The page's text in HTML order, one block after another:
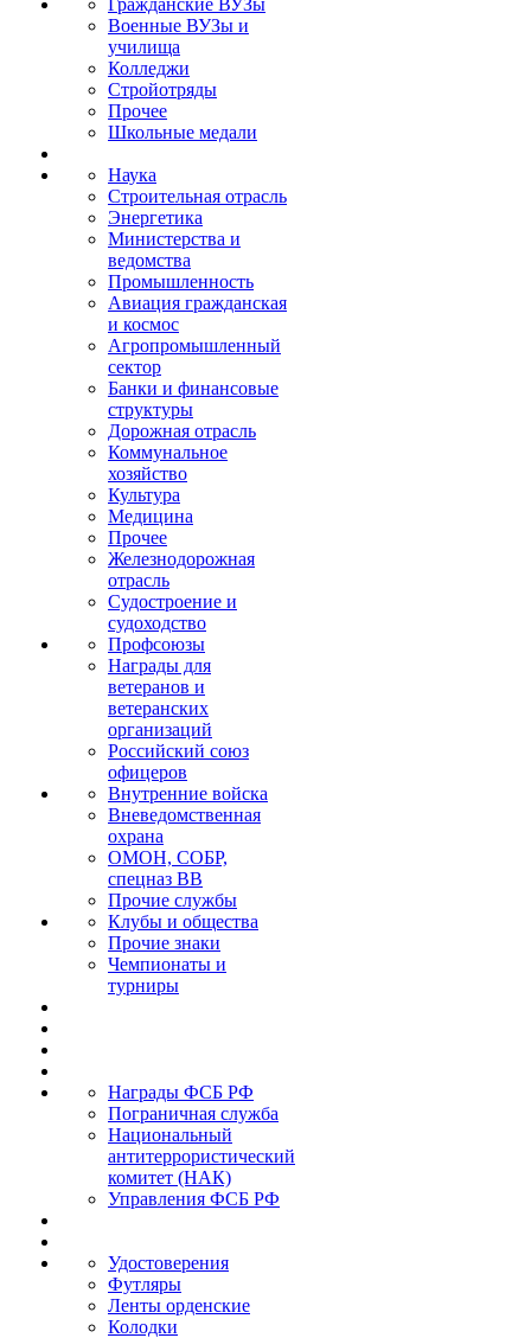
Гражданские ВУЗы
Военные ВУЗы и
училища
Колледжи
Стройотряды
Прочее
Школьные медали
Наука
Строительная отрасль
Энергетика
Министерства и
ведомства
Промышленность
Авиация гражданская
и космос
Агропромышленный
сектор
Банки и финансовые
структуры
Дорожная отрасль
Коммунальное
хозяйство
Культура
Медицина
Прочее
Железнодорожная
отрасль
Судостроение и
судоходство
Профсоюзы
Награды для
ветеранов и
ветеранских
организаций
Российский союз
офицеров
Внутренние войска
Вневедомственная
охрана
ОМОН, СОБР,
спецназ ВВ
Прочие службы
Клубы и общества
Прочие знаки
Чемпионаты и
турниры
Награды ФСБ РФ
Пограничная служба
Национальный
антитеррористический
комитет (НАК)
Управления ФСБ РФ
Удостоверения
Футляры
Ленты орденские
Колодки